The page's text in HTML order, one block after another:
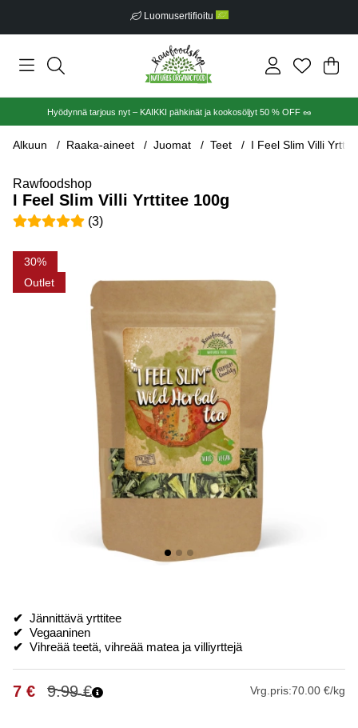
Luomusertifioitu
.
Hyödynnä tarjous nyt – KAIKKI pähkinät ja kookosöljyt 50 % OFF 🥜
Alkuun Raaka-aineet Juomat Teet I Feel Slim Villi
Rawfoodshop
I Feel Slim Villi Yrttitee 100g
Keskiarvoluokitus 5 / 5 Arvioiden määrä 3
(3)
30
Outlet
Tuotekuvat I Feel Slim Villi Yrttitee 100g
✔ Jännittävä yrttitee
✔ Vegaaninen
✔ Vihreää teetä, vihreää matea ja villiyrttejä
9.99€
7 € Vrg.pris:70.00 €/kg